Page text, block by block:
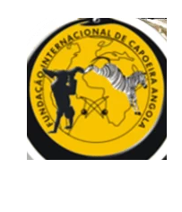
contenu